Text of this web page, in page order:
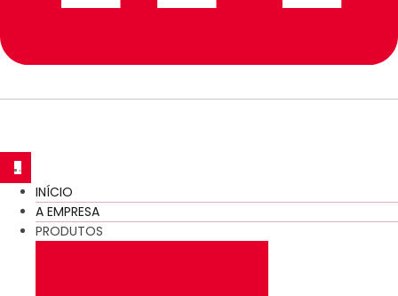
INÍCIO
A EMPRESA
PRODUTOS